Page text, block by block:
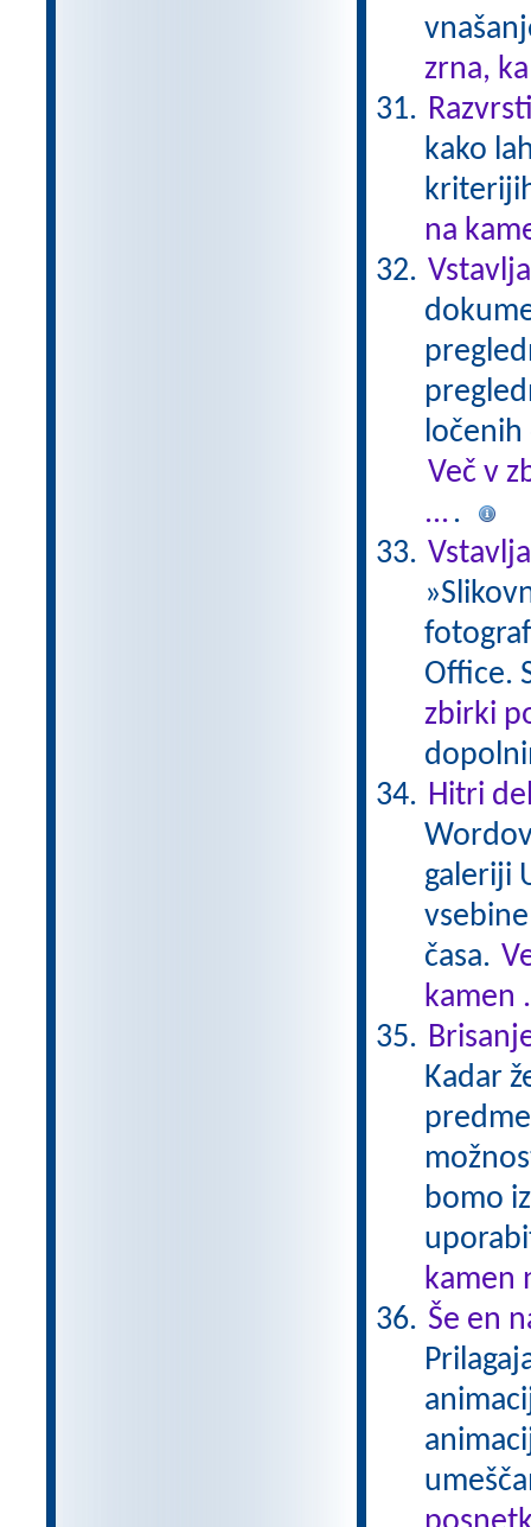
zrna,
kako
na
ločenih
Več v
....
Office.
zbirki
Hitri
galeriji
časa.
kamen
Kadar
bomo
kamen
Še en